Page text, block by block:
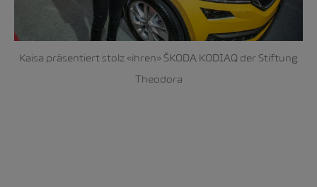
Kaisa präsentiert stolz «ihren» ŠKODA KODIAQ der Stiftung
Theodora